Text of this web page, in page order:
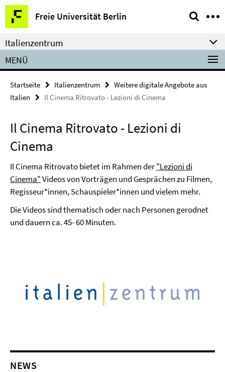
Springe
direkt
zu
Inhalt
Freie Universität Berlin
Service-
Navigation
Italienzentrum
MENÜ
Startseite Italienzentrum
Weitere digitale Angebote aus
Italien
Il Cinema Ritrovato - Lezioni di Cinema
Il Cinema Ritrovato - Lezioni di
Cinema
Il Cinema Ritrovato bietet im Rahmen der"Lezioni di
Cinema"Videos von Vorträgen und Gesprächen zu Filmen,
Regisseur*innen, Schauspieler*innen und vielem mehr.
Die Videos sind thematisch oder nach Personen gerodnet
und dauern ca. 45- 60 Minuten.
NEWS